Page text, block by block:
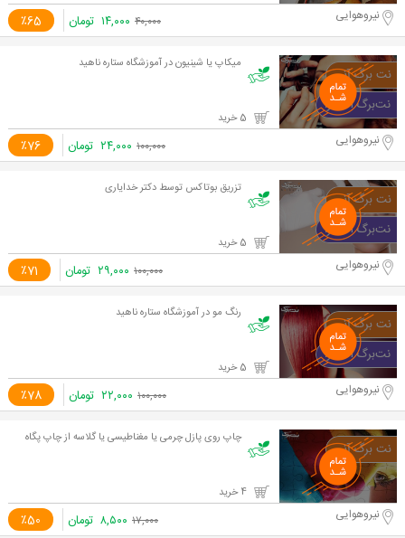
٪65 نیروهوایی ۴۰,۰۰۰ ۱۴,۰۰۰ تومان
میکاپ یا شینیون در آموزشگاه ستاره ناهید
٪76 نیروهوایی ۱۰۰,۰۰۰ ۲۴,۰۰۰ تومان
تزریق بوتاکس توسط دکتر خدایاری
٪71 نیروهوایی ۱۰۰,۰۰۰ ۲۹,۰۰۰ تومان
رنگ مو در آموزشگاه ستاره ناهید
٪78 نیروهوایی ۱۰۰,۰۰۰ ۲۲,۰۰۰ تومان
چاپ روی پازل چرمی یا مغناطیسی یا گلاسه از چاپ پگاه
٪50 نیروهوایی ۱۷,۰۰۰ ۸,۵۰۰ تومان